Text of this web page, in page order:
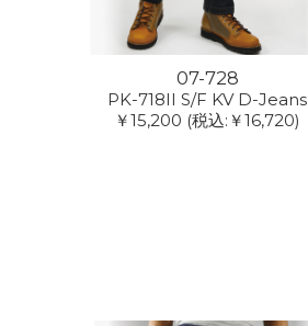
07-728
PK-718II S/F KV D-Jeans
￥15,200 (税込:￥16,720)